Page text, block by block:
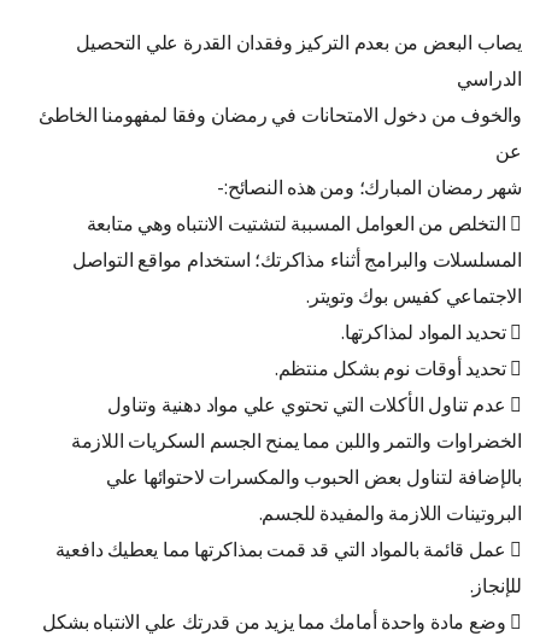
يصاب البعض من بعدم التركيز وفقدان القدرة علي التحصيل
الدراسي
والخوف من دخول الامتحانات في رمضان وفقا لمفهومنا الخاطئ
عن
شهر رمضان المبارك؛ ومن هذه النصائح:-
 التخلص من العوامل المسببة لتشتيت الانتباه وهي متابعة
المسلسلات والبرامج أثناء مذاكرتك؛ استخدام مواقع التواصل
الاجتماعي كفيس بوك وتويتر.
 تحديد المواد لمذاكرتها.
 تحديد أوقات نوم بشكل منتظم.
 عدم تناول الأكلات التي تحتوي علي مواد دهنية وتناول
الخضراوات والتمر واللبن مما يمنح الجسم السكريات اللازمة
بالإضافة لتناول بعض الحبوب والمكسرات لاحتوائها علي
البروتينات اللازمة والمفيدة للجسم.
 عمل قائمة بالمواد التي قد قمت بمذاكرتها مما يعطيك دافعية
للإنجاز.
 وضع مادة واحدة أمامك مما يزيد من قدرتك علي الانتباه بشكل